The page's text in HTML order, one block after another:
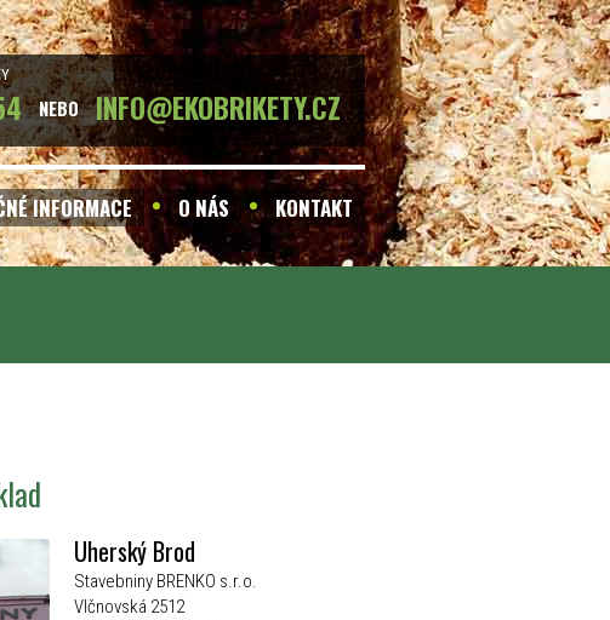
NEBO INFO@EKOBRIKETY.CZ
INFORMACE O NÁS KONTAKT
Uherský Brod
Stavebniny BRENKO s.r.o.
Vlčnovská 2512